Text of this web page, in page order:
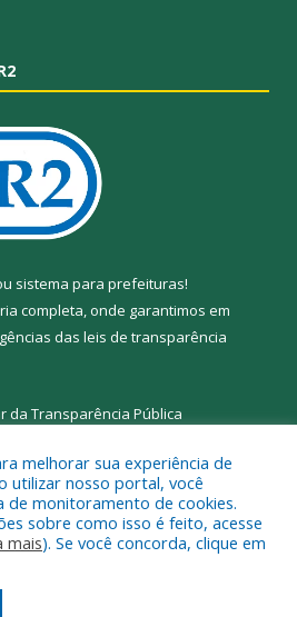
sistema para prefeituras!
completa, onde garantimos em
das leis de transparência
da Transparência Pública
a Prefeitura Municipal de Abel
Figueiredo.
Administrativa
melhorar sua experiência de
utilizar nosso portal, você
de monitoramento de cookies.
sobre como isso é feito, acesse
mais). Se você concorda, clique em